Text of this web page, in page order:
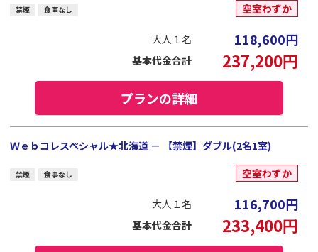
禁煙 食事なし 空室わずか
大人１名 118,600円
基本代金合計 237,200円
プランの詳細
Ｗｅｂコレスペシャル★北海道 － 【禁煙】ダブル(2名1室)
禁煙 食事なし 空室わずか
大人１名 116,700円
基本代金合計 233,400円